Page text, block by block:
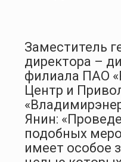
Заместитель
директора –
филиала ПАО
Центр и
Янин:
подобных
имеет особое